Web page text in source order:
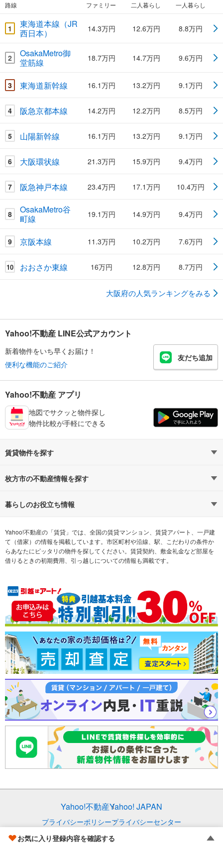
お気に入り登録内容を確認する
路線 ファミリー 二人暮らし 一人暮らし
1
東海道本線（JR
西日本）
14.3万円 12.6万円 8.8万円
2
OsakaMetro御
堂筋線
18.7万円 14.7万円 9.6万円
3 東海道新幹線 16.1万円 13.2万円 9.1万円
4 阪急京都本線 14.2万円 12.2万円 8.5万円
5 山陽新幹線 16.1万円 13.2万円 9.1万円
6 大阪環状線 21.3万円 15.9万円 9.4万円
7 阪急神戸本線 23.4万円 17.1万円 10.4万円
8
OsakaMetro谷
町線
19.1万円 14.9万円 9.4万円
9 京阪本線 11.3万円 10.2万円 7.6万円
10 おおさか東線 16万円 12.8万円 8.7万円
大阪府の人気ランキングをみる
Yahoo!不動産 LINE公式アカウント
新着物件をいち早くお届け！
便利な機能のご紹介
友だち追加
Yahoo!不動産 アプリ
地図でサクッと物件探し
物件比較が手軽にできる
賃貸物件を探す
路線・駅から探す
通勤時間から探す
不動産会社から探す 希望の条件から探す
テーマから探す ランキングから探す
枚方市の不動産情報を探す
不動産・住宅
新築マンション 中古マンション
新築一戸建て 中古一戸建て
売却査定
暮らしのお役立ち情報
マンションカタログ 教えて！住まいの先生
Yahoo!不動産の「賃貸」では、全国の賃貸マンション、賃貸アパート、一戸建
て（借家）の情報を掲載しています。市区町村や沿線、駅、こだわりの条件か
らあなたにピッタリの物件を探してください。賃貸契約、敷金礼金など部屋を
借りるときの初期費用、引っ越しについての情報も満載です。
Yahoo!不動産Yahoo! JAPAN
プライバシーポリシープライバシーセンター
規約掲載希望の方へ